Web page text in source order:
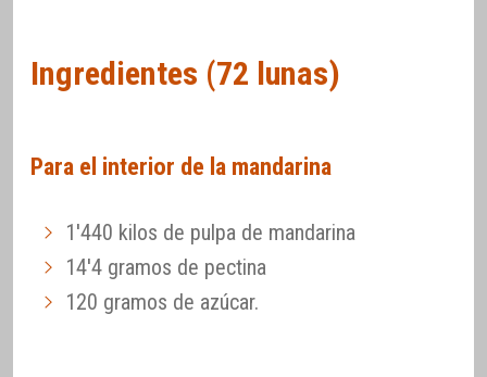
Ingredientes (72 lunas)
Para el interior de la mandarina
1'440 kilos de pulpa de mandarina
14'4 gramos de pectina
120 gramos de azúcar.